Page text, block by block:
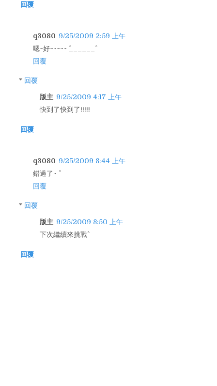
回覆
q3080 9/25/2009 2:59 上午
嗯~好~~~~~ ^______^
回覆
回覆
版主 9/25/2009 4:17 上午
快到了快到了!!!!!
回覆
q3080 9/25/2009 8:44 上午
錯過了~ ^^
回覆
回覆
版主 9/25/2009 8:50 上午
下次繼續來挑戰^^
回覆